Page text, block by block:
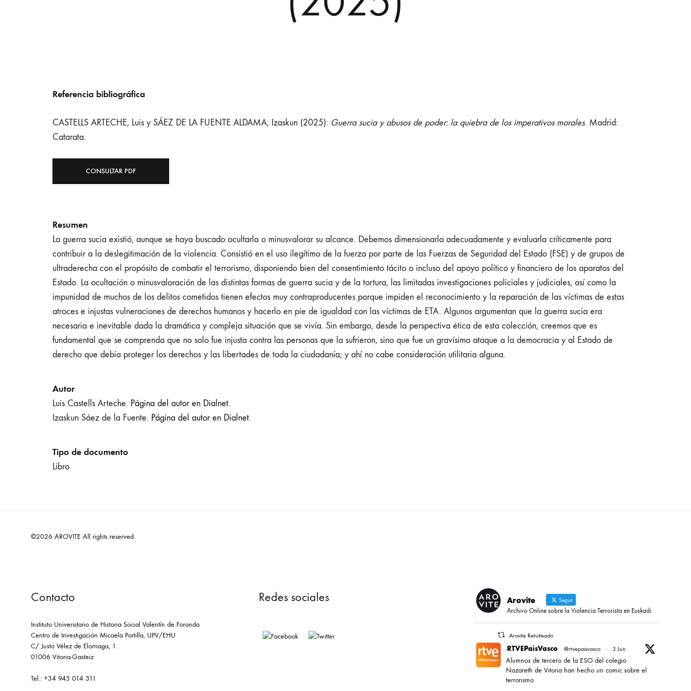
Referencia bibliográfica
CASTELLS ARTECHE, Luis y SÁEZ DE LA FUENTE ALDAMA, Izaskun (2025): Guerra sucia y abusos de poder: la quiebra de los imperativos morales. Madrid:
Catarata.
CONSULTAR PDF
Resumen
La guerra sucia existió, aunque se haya buscado ocultarla o minusvalorar su alcance. Debemos dimensionarla adecuadamente y evaluarla críticamente para
contribuir a la deslegitimación de la violencia. Consistió en el uso ilegítimo de la fuerza por parte de las Fuerzas de Seguridad del Estado (FSE) y de grupos de
ultraderecha con el propósito de combatir el terrorismo, disponiendo bien del consentimiento tácito o incluso del apoyo político y financiero de los aparatos del
Estado. La ocultación o minusvaloración de las distintas formas de guerra sucia y de la tortura, las limitadas investigaciones policiales y judiciales, así como la
impunidad de muchos de los delitos cometidos tienen efectos muy contraproducentes porque impiden el reconocimiento y la reparación de las víctimas de estas
atroces e injustas vulneraciones de derechos humanos y hacerlo en pie de igualdad con las víctimas de ETA. Algunos argumentan que la guerra sucia era
necesaria e inevitable dada la dramática y compleja situación que se vivía. Sin embargo, desde la perspectiva ética de esta colección, creemos que es
fundamental que se comprenda que no solo fue injusta contra las personas que la sufrieron, sino que fue un gravísimo ataque a la democracia y al Estado de
derecho que debía proteger los derechos y las libertades de toda la ciudadanía; y ahí no cabe consideración utilitaria alguna.
Autor
Luis Castells Arteche. Página del autor en Dialnet.
Izaskun Sáez de la Fuente. Página del autor en Dialnet.
Tipo de documento
Libro
©2026 AROVITE All rights reserved
Contacto
Instituto Universitario de Historia Social Valentín de Foronda
Centro de Investigación Micaela Portilla, UPV/EHU
C/ Justo Vélez de Elorriaga, 1
01006 Vitoria-Gasteiz
Tel.: +34 945 014 311
Redes sociales Arovite Seguir
Archivo Online sobre la Violencia Terrorista en Euskadi
Arovite Retuiteado
RTVEPaisVasco @rtvepaisvasco · 3 Jun
Alumnos de tercero de la ESO del colegio
Nazareth de Vitoria han hecho un comic sobre el
terrorismo